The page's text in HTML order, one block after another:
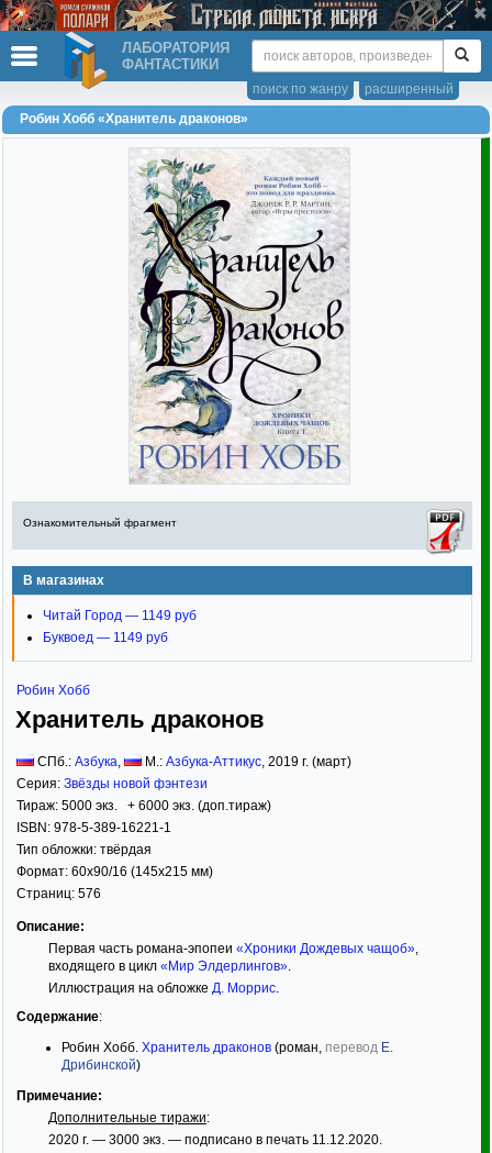
ЛАБОРАТОРИЯ
ФАНТАСТИКИ
расширенный
поиск по жанру
Робин Хобб «Хранитель драконов»
Ознакомительный фрагмент
В магазинах
Читай Город — 1149 руб
Буквоед — 1149 руб
Робин Хобб
Хранитель драконов
СПб.: Азбука, М.: Азбука-Аттикус, 2019 г. (март)
Серия: Звёзды новой фэнтези
Тираж: 5000 экз. + 6000 экз. (доп.тираж)
ISBN: 978-5-389-16221-1
Тип обложки: твёрдая
Формат: 60x90/16 (145x215 мм)
Страниц: 576
Описание:
Первая часть романа-эпопеи «Хроники Дождевых чащоб»,
входящего в цикл «Мир Элдерлингов».
Иллюстрация на обложке Д. Моррис.
Содержание:
Робин Хобб. Хранитель драконов (роман, перевод Е.
Дрибинской)
Примечание:
Дополнительные тиражи:
2020 г. — 3000 экз. — подписано в печать 11.12.2020.